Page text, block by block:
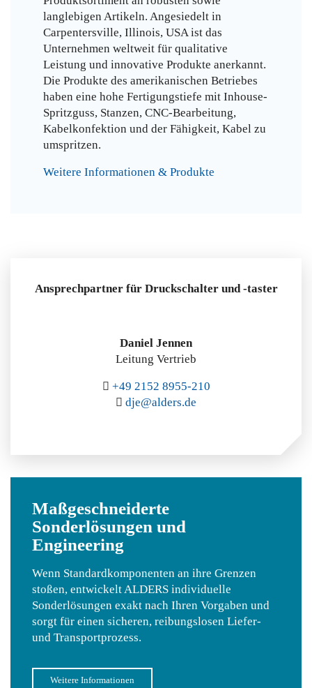
langlebigen Artikeln. Angesiedelt in
Carpentersville, Illinois, USA ist das
Unternehmen weltweit für qualitative
Leistung und innovative Produkte anerkannt.
Die Produkte des amerikanischen Betriebes
haben eine hohe Fertigungstiefe mit Inhouse-
Spritzguss, Stanzen, CNC-Bearbeitung,
Kabelkonfektion und der Fähigkeit, Kabel zu
umspritzen.
Weitere Informationen & Produkte
Ansprechpartner für Druckschalter und -taster
Daniel Jennen
Leitung Vertrieb
+49 2152 8955-210
dje@alders.de
Maßgeschneiderte
Sonderlösungen und
Engineering
Wenn Standardkomponenten an ihre Grenzen
stoßen, entwickelt ALDERS individuelle
Sonderlösungen exakt nach Ihren Vorgaben und
sorgt für einen sicheren, reibungslosen Liefer-
und Transportprozess.
Weitere Informationen